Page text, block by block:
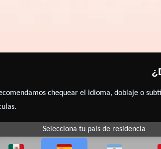
chequear el idioma, doblaje o
Selecciona tu país de residencia